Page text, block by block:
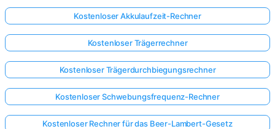
Kostenloser Akkulaufzeit-Rechner
Kostenloser Trägerrechner
Kostenloser Trägerdurchbiegungsrechner
Kostenloser Schwebungsfrequenz-Rechner
Kostenloser Rechner für das Beer-Lambert-Gesetz